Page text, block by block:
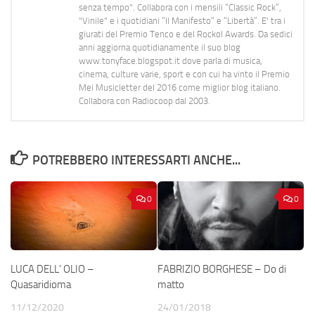
senza tempo". Collabora con i mensili “Classic Rock”,
"Vinile" e i quotidiani “Il Manifesto” e “Libertà”. E' tra i
giurati del Premio Tenco e del Rockol Awards. Da sedici
anni aggiorna quotidianamente il suo blog
www.tonyface.blogspot.it dove parla di musica,
cinema, culture varie, sport e con cui ha vinto il Premio
Mei Musicletter del 2016 come miglior blog italiano.
Collabora con Radiocoop dal 2003.
POTREBBERO INTERESSARTI ANCHE...
0
LUCA DELL’ OLIO –
Quasaridioma
11/12/2020
0
FABRIZIO BORGHESE – Do di
matto
24/01/2018